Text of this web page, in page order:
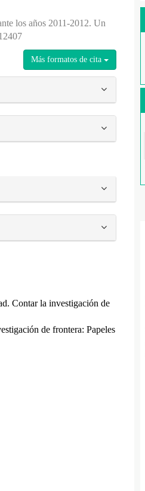
los años 2011-2012. Un
Más formatos de cita
Contar la investigación de
de frontera: Papeles